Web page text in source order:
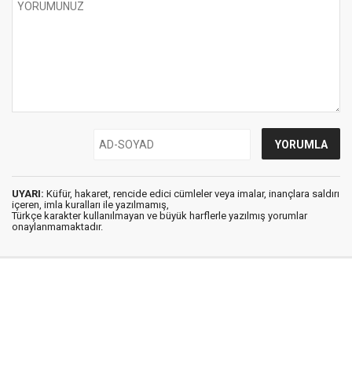
UYARI: Küfür, hakaret, rencide edici cümleler veya imalar, inançlara saldırı
içeren, imla kuralları ile yazılmamış,
Türkçe karakter kullanılmayan ve büyük harflerle yazılmış yorumlar
onaylanmamaktadır.